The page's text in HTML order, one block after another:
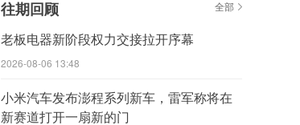
往期回顾 全部
老板电器新阶段权力交接拉开序幕
2026-08-06 13:48
小米汽车发布澎程系列新车，雷军称将在
新赛道打开一扇新的门